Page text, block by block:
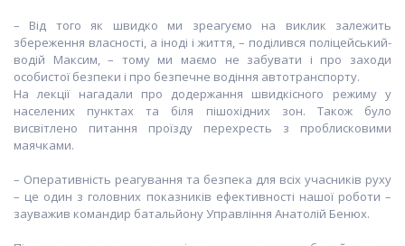
– Від того як швидко ми зреагуємо на виклик залежить
збереження власності, а іноді і життя, – поділився поліцейський-
водій Максим, – тому ми маємо не забувати і про заходи
особистої безпеки і про безпечне водіння автотранспорту.
На лекції нагадали про додержання швидкісного режиму у
населених пунктах та біля пішохідних зон. Також було
висвітлено питання проїзду перехресть з проблисковими
маячками.
– Оперативність реагування та безпека для всіх учасників руху
– це один з головних показників ефективності нашої роботи –
зауважив командир батальйону Управління Анатолій Бенюх.